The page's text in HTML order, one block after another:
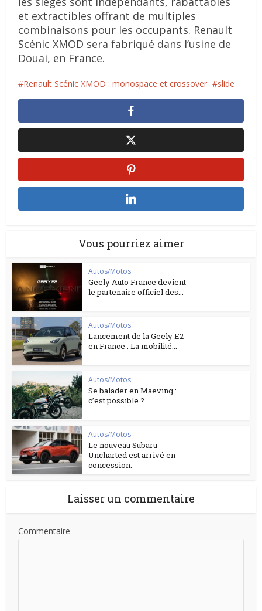
et extractibles offrant de multiples
combinaisons pour les occupants. Renault
Scénic XMOD sera fabriqué dans l’usine de
Douai, en France.
Renault Scénic XMOD : monospace et crossover slide
Vous pourriez aimer
Autos/Motos
Geely Auto France devient
le partenaire officiel des...
Autos/Motos
Lancement de la Geely E2
en France : La mobilité...
Autos/Motos
Se balader en Maeving :
c’est possible ?
Autos/Motos
Le nouveau Subaru
Uncharted est arrivé en
concession.
Laisser un commentaire
Commentaire